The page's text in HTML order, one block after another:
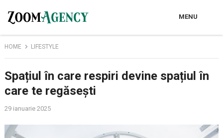
MENU
HOME LIFESTYLE
Spațiul în care respiri devine spațiul în
care te regăsești
29 ianuarie 2025